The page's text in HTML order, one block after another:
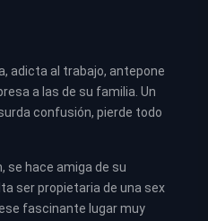
adicta al trabajo, antepone
a las de su familia. Un
confusión, pierde todo
se hace amiga de su
ser propietaria de una sex
fascinante lugar muy